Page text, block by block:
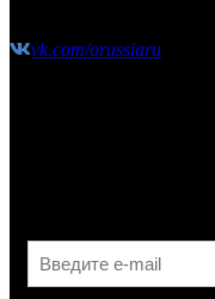
vk.com/orussiaru